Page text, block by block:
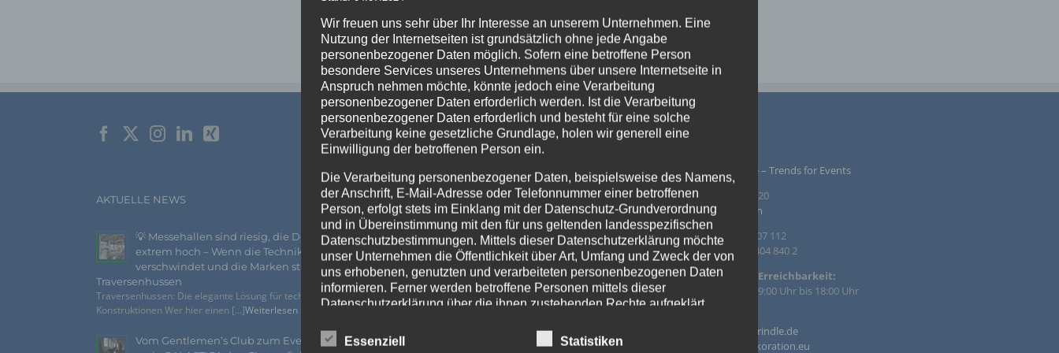
Wunschliste
AKTUELLE NEWS
💡 Messehallen sind riesig, die Decken
extrem hoch – Wenn die Technik
verschwindet und die Marken strahlen –
Traversenhussen
Traversenhussen: Die elegante Lösung für technische
Konstruktionen Wer hier einen [...]Weiterlesen »
Vom Gentlemen’s Club zum Eventhighlight
PRODUKTSUCHE
Agentur Rindle – Trends for Events
Prinzendamm 20
25436 Tornesch
Tel. +49 4122 407 112
Fax. +49 4122 404 840 2
Telefonische Erreichbarkeit:
Mo. – Fr. von 09:00 Uhr bis 18:00 Uhr
info@agentur-rindle.de
info@eventdekoration.eu
Wir freuen uns sehr über Ihr Interesse an unserem Unternehmen. Eine
Nutzung der Internetseiten ist grundsätzlich ohne jede Angabe
personenbezogener Daten möglich. Sofern eine betroffene Person
besondere Services unseres Unternehmens über unsere Internetseite in
Anspruch nehmen möchte, könnte jedoch eine Verarbeitung
personenbezogener Daten erforderlich werden. Ist die Verarbeitung
personenbezogener Daten erforderlich und besteht für eine solche
Verarbeitung keine gesetzliche Grundlage, holen wir generell eine
Einwilligung der betroffenen Person ein.
Die Verarbeitung personenbezogener Daten, beispielsweise des Namens,
der Anschrift, E-Mail-Adresse oder Telefonnummer einer betroffenen
Person, erfolgt stets im Einklang mit der Datenschutz-Grundverordnung
und in Übereinstimmung mit den für uns geltenden landesspezifischen
Datenschutzbestimmungen. Mittels dieser Datenschutzerklärung möchte
unser Unternehmen die Öffentlichkeit über Art, Umfang und Zweck der von
uns erhobenen, genutzten und verarbeiteten personenbezogenen Daten
informieren. Ferner werden betroffene Personen mittels dieser
Datenschutzerklärung über die ihnen zustehenden Rechte aufgeklärt.
Wir haben als für die Verarbeitung Verantwortlicher zahlreiche technische
und organisatorische Maßnahmen umgesetzt, um einen möglichst
Essenziell Statistiken